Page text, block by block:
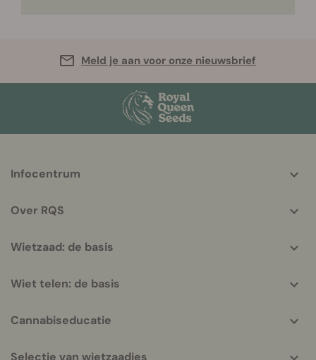
Meld je aan voor onze nieuwsbrief
helpful
Infocentrum
Over RQS
Wietzaad: de basis
Wiet telen: de basis
Cannabiseducatie
Selectie van wietzaadjes